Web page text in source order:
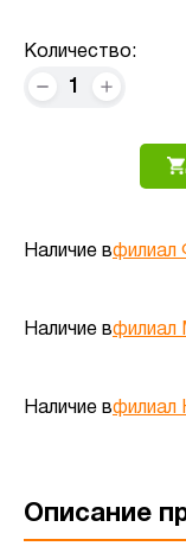
Количество:
1
Наличие вфилиал
Наличие вфилиал
Наличие вфилиал
Описание